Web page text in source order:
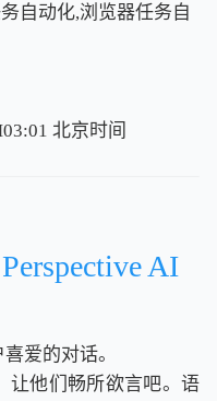
自动化,浏览器任务自
北京时间
北京时间
AI
爱的对话。
让他们畅所欲言吧。语